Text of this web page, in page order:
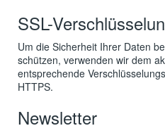
SSL-
Um die Sicherheit Ihrer Daten
schützen, verwenden wir dem
entsprechende
HTTPS.
Newsletter